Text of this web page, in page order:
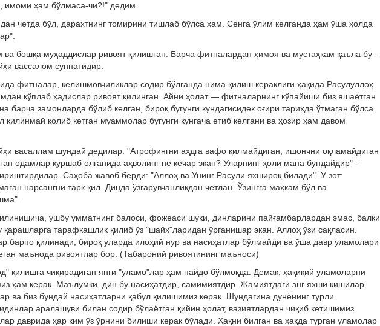
имоми ҳам бўлмаса-чи?!" дедим.
четда бўл, дарахтнинг томирини тишлаб бўлса ҳам. Сенга ўлим келганда ҳам ўша ҳолда
бошқа муҳаддислар ривоят қилишган. Барча фитналардан ҳимоя ва мустаҳкам қаъла бу –
вассалом суннатидир.
фитналар, келишмовчиликлар содир бўлганда нима қилиш кераклиги ҳақида Расулуллоҳ
кўплаб ҳадислар ривоят қилинган. Айни ҳолат — фитналарнинг кўпайиши биз яшаётган
барча замонларда бўлиб келган, бироқ бугунги кундагисидек оғири тарихда ўтмаган бўлса
қилинмай қолиб кетган муаммолар бугунги кунгача етиб келгани ва ҳозир ҳам давом
васаллам шундай дедилар: "Атрофингни аҳдга вафо қилмайдиган, ишончни оқламайдиган
одамлар қуршаб олганида аҳволинг не кечар экан? Уларнинг ҳоли мана бундайдир" -
Саҳоба жавоб берди: "Аллоҳ ва Унинг Расули яхшироқ билади". У зот:
нарсангни тарк қил. Динда ўзгарувчанликдан четлан. Ўзингга маҳкам бўл ва
ушбу умматнинг балоси, фожеаси шуки, динларини пайғамбарлардан эмас, балки
қарашларга тарафкашлик қилиб ўз "шайх"ларидан ўрганишар экан. Аллоҳ ўзи сақласин.
барпо қилинади, бироқ уларда илоҳий нур ва насиҳатлар бўлмайди ва ўша давр уламолари
маънода ривоятлар бор. (Табароний ривоятининг маъноси)
қилишга чиқирадиган янги "уламо"лар ҳам пайдо бўлмоқда. Демак, ҳақиқий уламоларни
ҳам керак. Маълумки, дин бу насиҳатдир, самимиятдир. Жамиятдаги энг яхши кишилар
ва биз бундай насиҳатларни қабул қилишимиз керак. Шундагина дунёнинг турли
аралашуви билан содир бўлаётган қийин ҳолат, вазиятлардан чиқиб кетишимиз
даврида ҳар ким ўз ўрнини билиши керак бўлади. Ҳақни билган ва ҳақда турган уламолар